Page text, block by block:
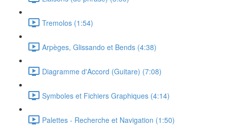
Tremolos (1:54)
Arpèges, Glissando et Bends (4:38)
Diagramme d'Accord (Guitare) (7:08)
Symboles et Fichiers Graphiques (4:14)
Palettes - Recherche et Navigation (1:50)